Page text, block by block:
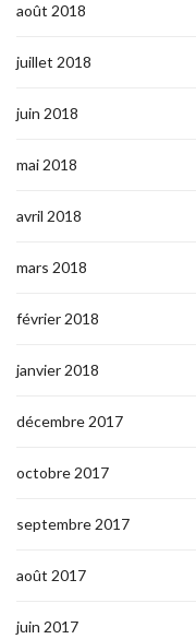
août 2018
juillet 2018
juin 2018
mai 2018
avril 2018
mars 2018
février 2018
janvier 2018
décembre 2017
octobre 2017
septembre 2017
août 2017
juin 2017